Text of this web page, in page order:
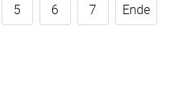
5 6 7 Ende